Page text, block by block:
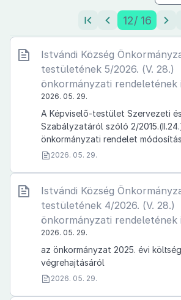
12/ 16
Istvándi Község
testületének 5/2026. (V. 28.)
önkormányzati rendeletének
2026. 05. 29.
A Képviselő-testület Szervezeti
Szabályzatáról szóló 2/
önkormányzati rendelet
2026. 05. 29.
Istvándi Község
testületének 4/2026. (V. 28.)
önkormányzati rendeletének
2026. 05. 29.
az önkormányzat 2025. évi
végrehajtásáról
2026. 05. 29.